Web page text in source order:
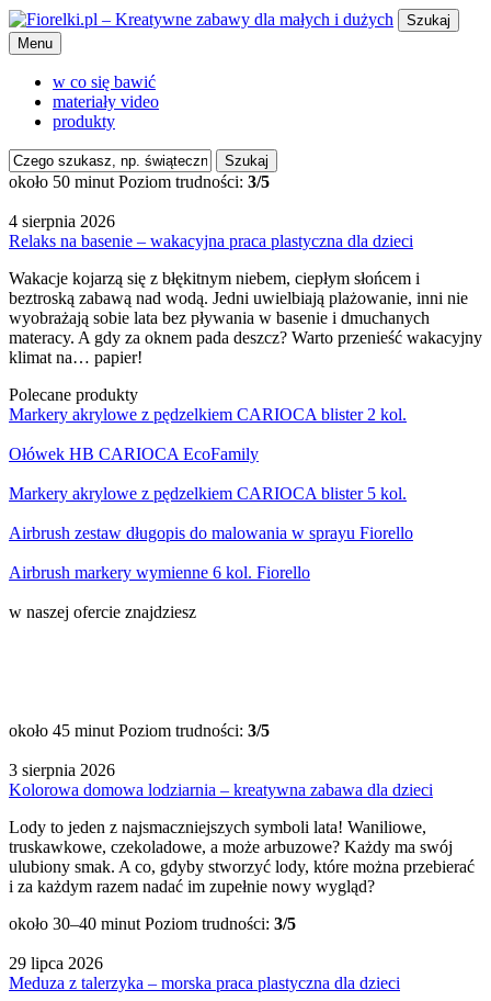
Szukaj
Menu
w co się bawić
materiały video
produkty
Szukaj
około 50 minut Poziom trudności: 3/5
4 sierpnia 2026
Relaks na basenie – wakacyjna praca plastyczna dla dzieci
Wakacje kojarzą się z błękitnym niebem, ciepłym słońcem i
beztroską zabawą nad wodą. Jedni uwielbiają plażowanie, inni nie
wyobrażają sobie lata bez pływania w basenie i dmuchanych
materacy. A gdy za oknem pada deszcz? Warto przenieść wakacyjny
klimat na… papier!
Polecane produkty
Markery akrylowe z pędzelkiem CARIOCA blister 2 kol.
Ołówek HB CARIOCA EcoFamily
Markery akrylowe z pędzelkiem CARIOCA blister 5 kol.
Airbrush zestaw długopis do malowania w sprayu Fiorello
Airbrush markery wymienne 6 kol. Fiorello
w naszej ofercie znajdziesz
około 45 minut Poziom trudności: 3/5
3 sierpnia 2026
Kolorowa domowa lodziarnia – kreatywna zabawa dla dzieci
Lody to jeden z najsmaczniejszych symboli lata! Waniliowe,
truskawkowe, czekoladowe, a może arbuzowe? Każdy ma swój
ulubiony smak. A co, gdyby stworzyć lody, które można przebierać
i za każdym razem nadać im zupełnie nowy wygląd?
około 30–40 minut Poziom trudności: 3/5
29 lipca 2026
Meduza z talerzyka – morska praca plastyczna dla dzieci